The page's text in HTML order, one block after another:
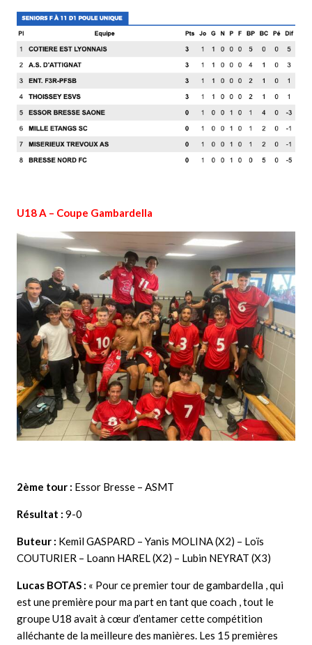
U18 A – Coupe Gambardella
2ème tour : Essor Bresse – ASMT
Résultat : 9-0
Buteur : Kemil GASPARD – Yanis MOLINA (X2) – Loïs
COUTURIER – Loann HAREL (X2) – Lubin NEYRAT (X3)
Lucas BOTAS : « Pour ce premier tour de gambardella , qui
est une première pour ma part en tant que coach , tout le
groupe U18 avait à cœur d’entamer cette compétition
alléchante de la meilleure des manières. Les 15 premières